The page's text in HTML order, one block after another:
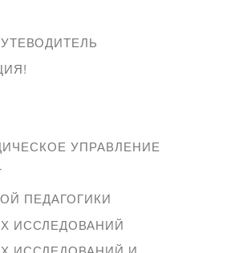
УПРАВЛЕНИЕ
ПЕДАГОГИКИ
ИССЛЕДОВАНИЙ